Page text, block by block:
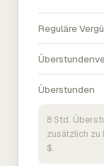
Reguläre
Überstunden
8 Std.
zusätzlich
$.